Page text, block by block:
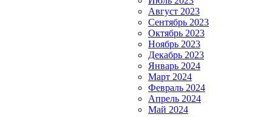
Август 2023
Сентябрь 2023
Октябрь 2023
Ноябрь 2023
Декабрь 2023
Январь 2024
Март 2024
Февраль 2024
Апрель 2024
Май 2024